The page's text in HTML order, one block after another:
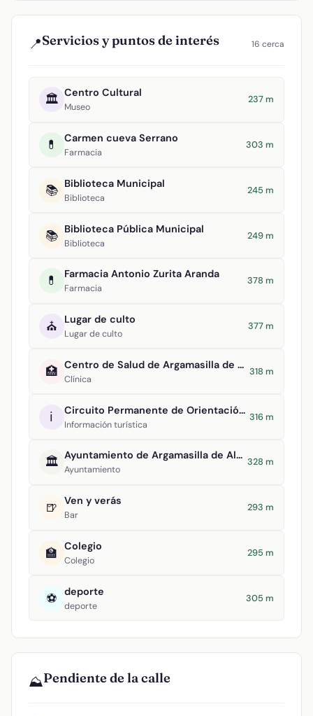
📍Servicios y puntos de interés 16 cerca
🏛️ Centro Cultural
Museo
237 m
💊 Carmen cueva Serrano
Farmacia
303 m
📚 Biblioteca Municipal
Biblioteca
245 m
📚 Biblioteca Pública Municipal
Biblioteca
249 m
💊 Farmacia Antonio Zurita Aranda
Farmacia
378 m
⛪ Lugar de culto
Lugar de culto
377 m
🏥 Centro de Salud de Argamasilla de Alba
Clínica
318 m
ℹ️ Circuito Permanente de Orientación Argamasilla de Alba
Información turística
316 m
🏛️ Ayuntamiento de Argamasilla de Alba
Ayuntamiento
328 m
🍺 Ven y verás
Bar
293 m
🏫 Colegio
Colegio
295 m
⚽ deporte
deporte
305 m
⛰️Pendiente de la calle